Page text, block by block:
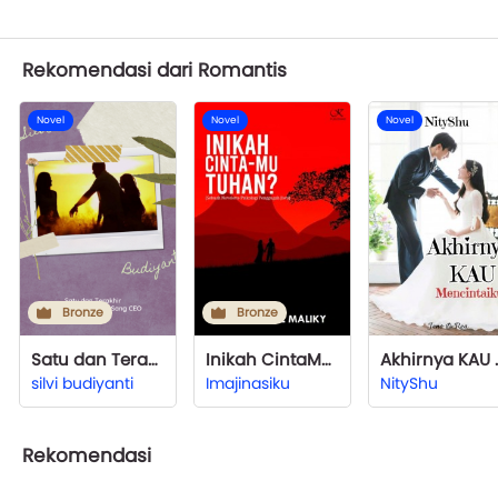
Rekomendasi dari Romantis
Novel
Bronze
Satu dan Terakhir, Kisah Cinta Bersama Sang CEO
silvi budiyanti
Novel
Bronze
Inikah CintaMu Tuhan? (Novelette Baru)
Imajinasiku
Novel
NityShu
Rekomendasi